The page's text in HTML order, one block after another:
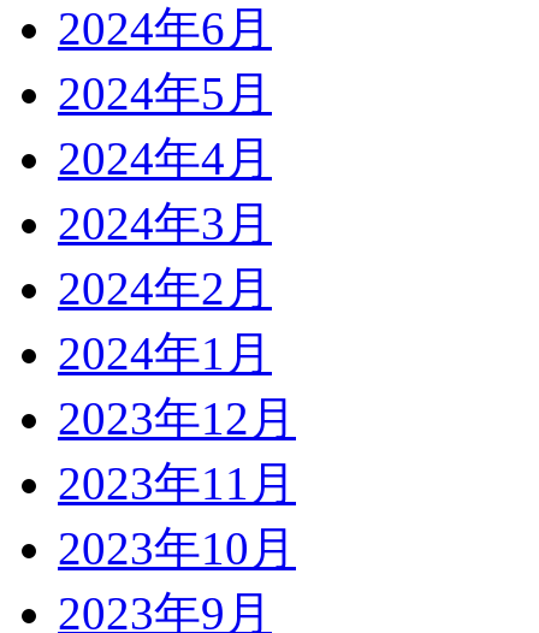
2024年6月
2024年5月
2024年4月
2024年3月
2024年2月
2024年1月
2023年12月
2023年11月
2023年10月
2023年9月